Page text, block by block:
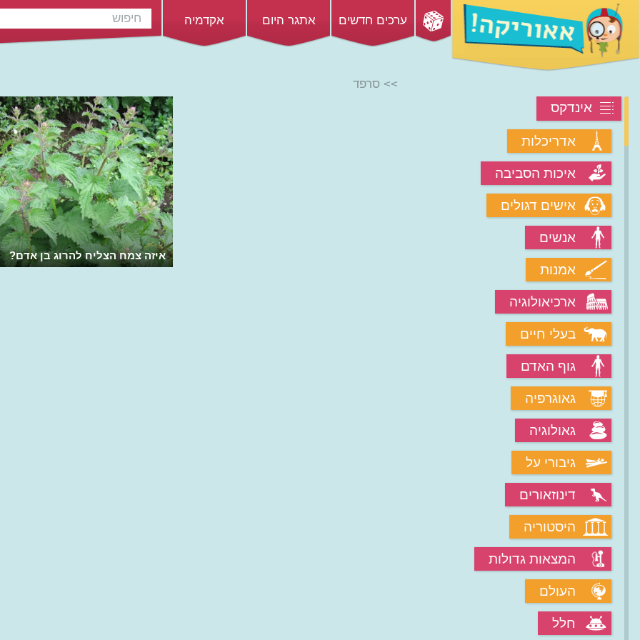
ערכים חדשים אתגר היום אקדמיה
אינדקס
אדריכלות
איכות הסביבה
אישים דגולים
אנשים
אמנות
ארכיאולוגיה
בעלי חיים
גוף האדם
גאוגרפיה
גאולוגיה
גיבורי על
דינוזאורים
היסטוריה
המצאות גדולות
העולם
חלל
>> סרפד
איזה צמח הצליח להרוג בן אדם?